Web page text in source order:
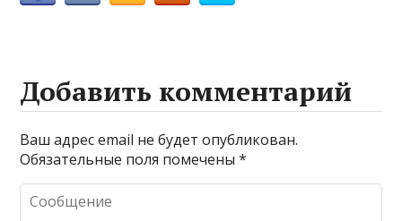
Добавить комментарий
Ваш адрес email не будет опубликован.
Обязательные поля помечены*